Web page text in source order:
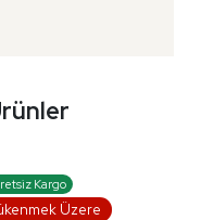
Kargo
Üzere